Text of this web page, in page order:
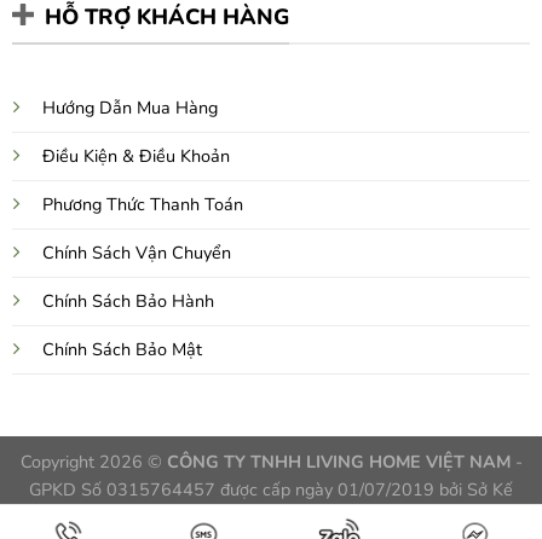
HỖ TRỢ KHÁCH HÀNG
Hướng Dẫn Mua Hàng
Điều Kiện & Điều Khoản
Phương Thức Thanh Toán
Chính Sách Vận Chuyển
Chính Sách Bảo Hành
Chính Sách Bảo Mật
Copyright 2026 © CÔNG TY TNHH LIVING HOME VIỆT NAM-
GPKD Số 0315764457 được cấp ngày 01/07/2019 bởi Sở Kế
Hoạch và Đầu Tư TPHCM, Việt Nam